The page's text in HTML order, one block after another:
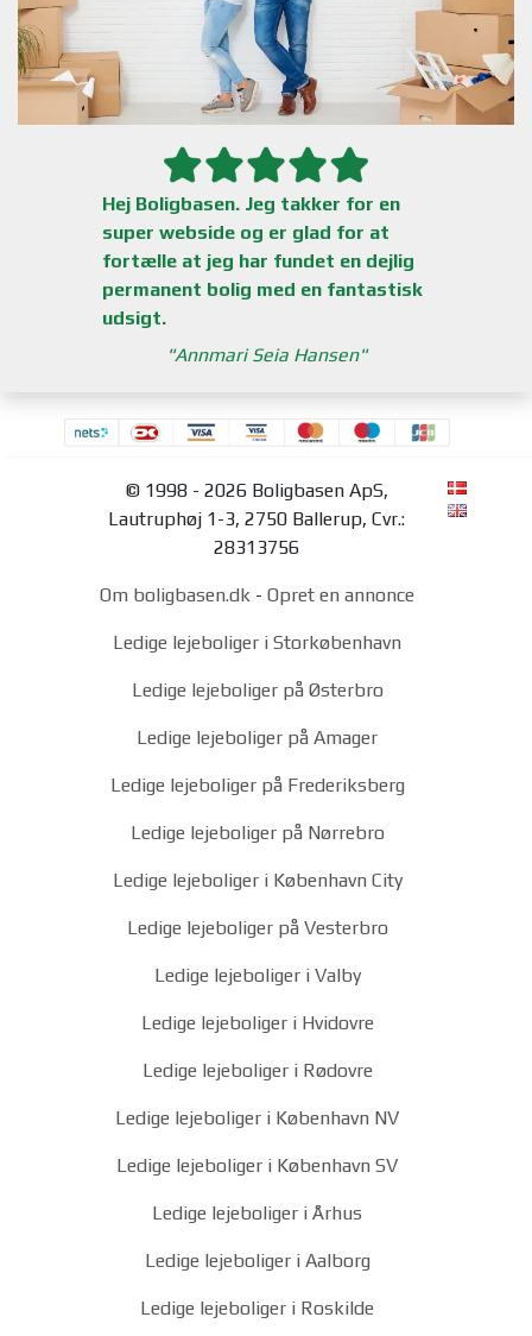
Hej Boligbasen. Jeg takker for en
super webside og er glad for at
fortælle at jeg har fundet en dejlig
permanent bolig med en fantastisk
udsigt.
Annmari Seia Hansen
© 1998 - 2026 Boligbasen ApS,
Lautruphøj 1-3, 2750 Ballerup, Cvr.:
28313756
Om boligbasen.dk - Opret en annonce
Ledige lejeboliger i Storkøbenhavn
Ledige lejeboliger på Østerbro
Ledige lejeboliger på Amager
Ledige lejeboliger på Frederiksberg
Ledige lejeboliger på Nørrebro
Ledige lejeboliger i København City
Ledige lejeboliger på Vesterbro
Ledige lejeboliger i Valby
Ledige lejeboliger i Hvidovre
Ledige lejeboliger i Rødovre
Ledige lejeboliger i København NV
Ledige lejeboliger i København SV
Ledige lejeboliger i Århus
Ledige lejeboliger i Aalborg
Ledige lejeboliger i Roskilde